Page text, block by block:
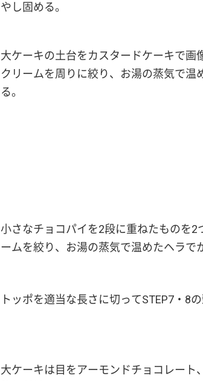
やし固める。
大ケーキの土台をカスタードケーキで画
クリームを周りに絞り、お湯の蒸気で温
る。
小さなチョコパイを2段に重ねたものを2
ームを絞り、お湯の蒸気で温めたヘラで
トッポを適当な長さに切ってSTEP7・8
大ケーキは目をアーモンドチョコレート